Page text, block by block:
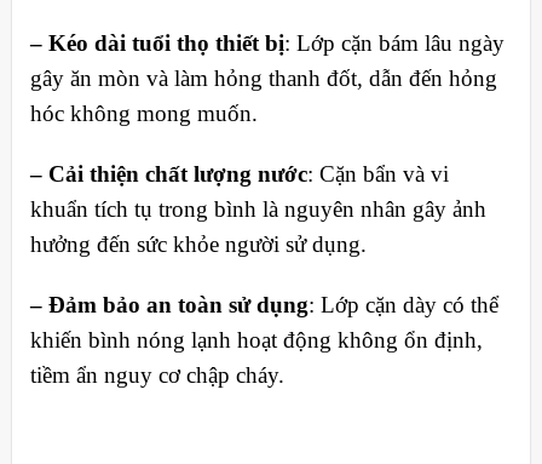
– Kéo dài tuổi thọ thiết bị: Lớp cặn bám lâu ngày
gây ăn mòn và làm hỏng thanh đốt, dẫn đến hỏng
hóc không mong muốn.
– Cải thiện chất lượng nước: Cặn bẩn và vi
khuẩn tích tụ trong bình là nguyên nhân gây ảnh
hưởng đến sức khỏe người sử dụng.
– Đảm bảo an toàn sử dụng: Lớp cặn dày có thể
khiến bình nóng lạnh hoạt động không ổn định,
tiềm ẩn nguy cơ chập cháy.